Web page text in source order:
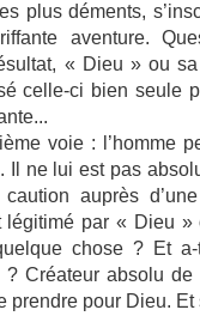
plus déments,
aventure.
« Dieu » ou
celle-ci bien seule
voie : l’homme
Il ne lui est pas
auprès
légitimé par « Dieu »
chose ? Et
? Créateur absolu
prendre pour Dieu. Et